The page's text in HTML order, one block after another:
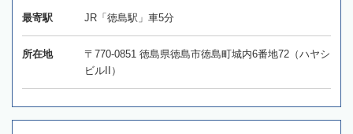
最寄駅 JR「徳島駅」車5分
所在地
〒770-0851 徳島県徳島市徳島町城内6番地72（ハヤシ
ビルII）